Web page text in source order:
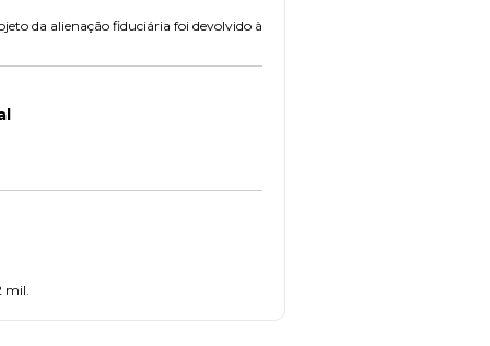
da alienação fiduciária foi devolvido à
mil.